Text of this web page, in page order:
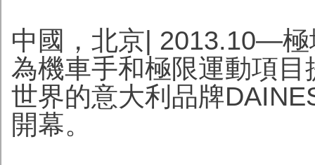
中國，北京| 2013.10—
為機車手和極限運動項
世界的意大利品牌
開幕。